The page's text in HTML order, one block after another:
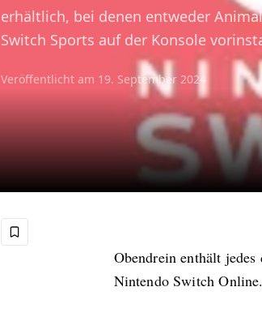
erhältlich, bei denen entweder
Switch Sports auf der Konsole
Veröffentlicht am 19. September 2024
Obendrein enthält
Nintendo Switch Online.